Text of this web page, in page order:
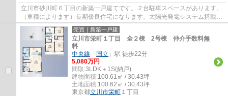
立川市砂川町６丁目の新築一戸建てです。２台駐車スペースがあります。
（車種によります）長期優良住宅になります。太陽光発電システム搭載で
エコな暮らしができます。大型パントリー...
売買｜新築一戸建
立川市栄町１丁目 全２棟 2号棟 仲介手数料無
料
中央線 「 国立 」駅 徒歩22分
5,080万円
間取:3LDK＋1S(納戸)
建物面積:100.61㎡ / 30.43坪
土地面積:100.62㎡ / 30.43坪
東京都立川市栄町 １丁目